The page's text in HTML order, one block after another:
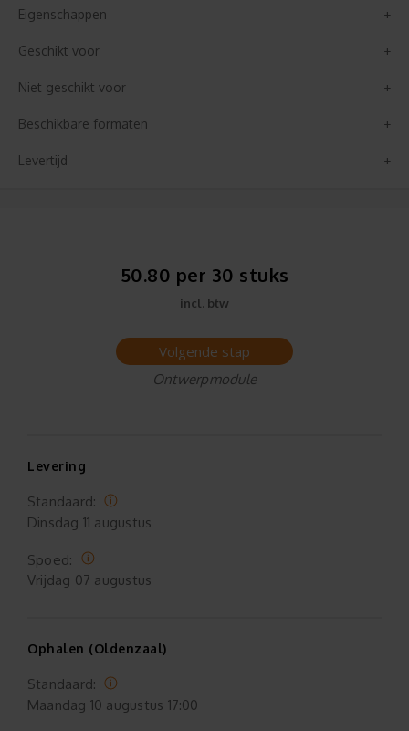
Eigenschappen
Geschikt voor
Niet geschikt voor
Beschikbare formaten
Levertijd
50.80 per 30 stuks
incl. btw
Volgende stap
Ontwerpmodule
Levering
Standaard:
Dinsdag 11 augustus
Spoed:
Vrijdag 07 augustus
Ophalen (Oldenzaal)
Standaard:
Maandag 10 augustus 17:00